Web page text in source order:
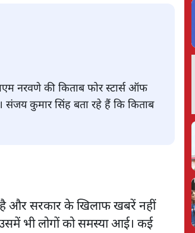
नरवणे की किताब फोर स्टार्स ऑफ
संजय कुमार सिंह बता रहे हैं कि किताब
है और सरकार के खिलाफ खबरें नहीं
भी लोगों को समस्या आई। कई